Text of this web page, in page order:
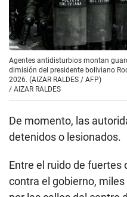
Agentes antidisturbios montan
dimisión del presidente boliviano
2026. (AIZAR RALDES / AFP)
/ AIZAR RALDES
De momento, las
detenidos o lesionados.
Entre el ruido de fuertes
contra el gobierno,